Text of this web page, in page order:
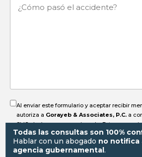
¿Cómo
Al enviar este formulario y aceptar recibir
autoriza a Gorayeb & Associates, P.C. a
SMS al número proporcionado. Estos
información sobre su caso, solicitudes de
actualizaciones de estado, recordatorios de
notificaciones, y pueden enviarse de forma
Todas las consultas son 100%
Hablar con un abogado no notifica
agencia gubernamental.